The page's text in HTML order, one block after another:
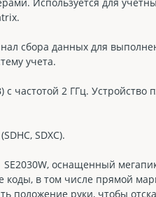
сбора данных для
учета.
частотой 2 ГГц.
SDXC).
оснащенный
в том числе прямой
положение руки, чтобы